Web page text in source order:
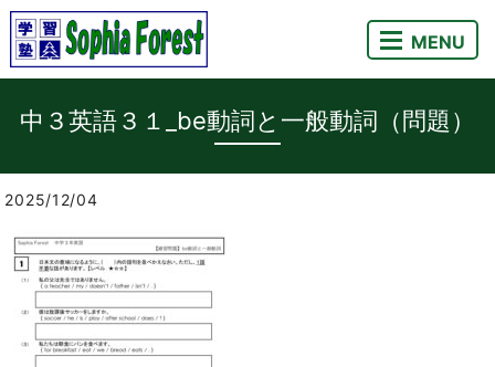
MENU
中３英語３１_be動詞と一般動詞（問題）
2025/12/04